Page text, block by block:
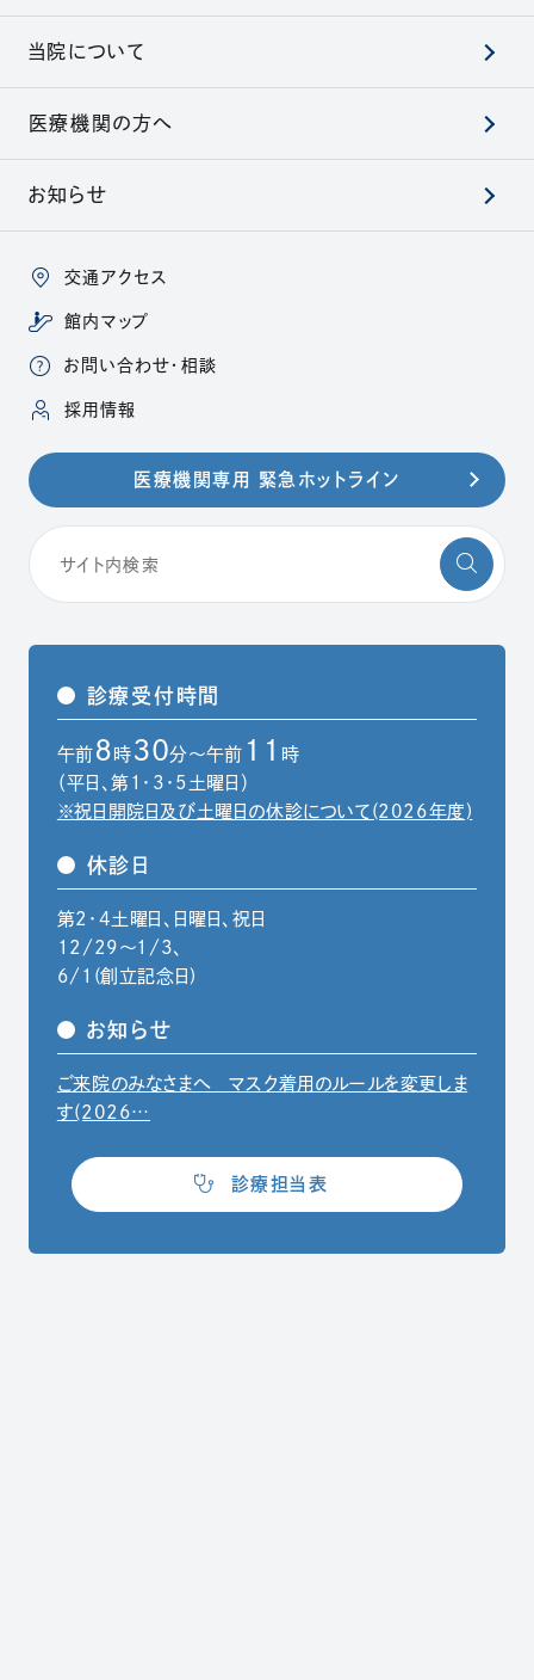
当院について
医療機関の方へ
お知らせ
交通アクセス
館内マップ
お問い合わせ・相談
採用情報
医療機関専用 緊急ホットライン
診療受付時間
午前 8 時 30分～午前 11
時
（平日、第1・3・5土曜日）
※祝日開院日及び土曜日の休診について(2026年度)
休診日
第2・4土曜日、日曜日、祝日
12/29〜1/3、
6/1(創立記念日)
お知らせ
ご来院のみなさまへ マスク着用のルールを変更しま
す(2026…
診療担当表
（別ウィンドウで開きます）